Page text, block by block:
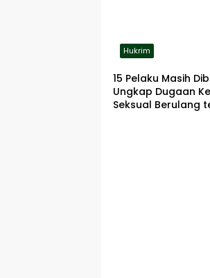
Hukrim
15 Pelaku Masih
Ungkap Dugaan
Seksual Berulang